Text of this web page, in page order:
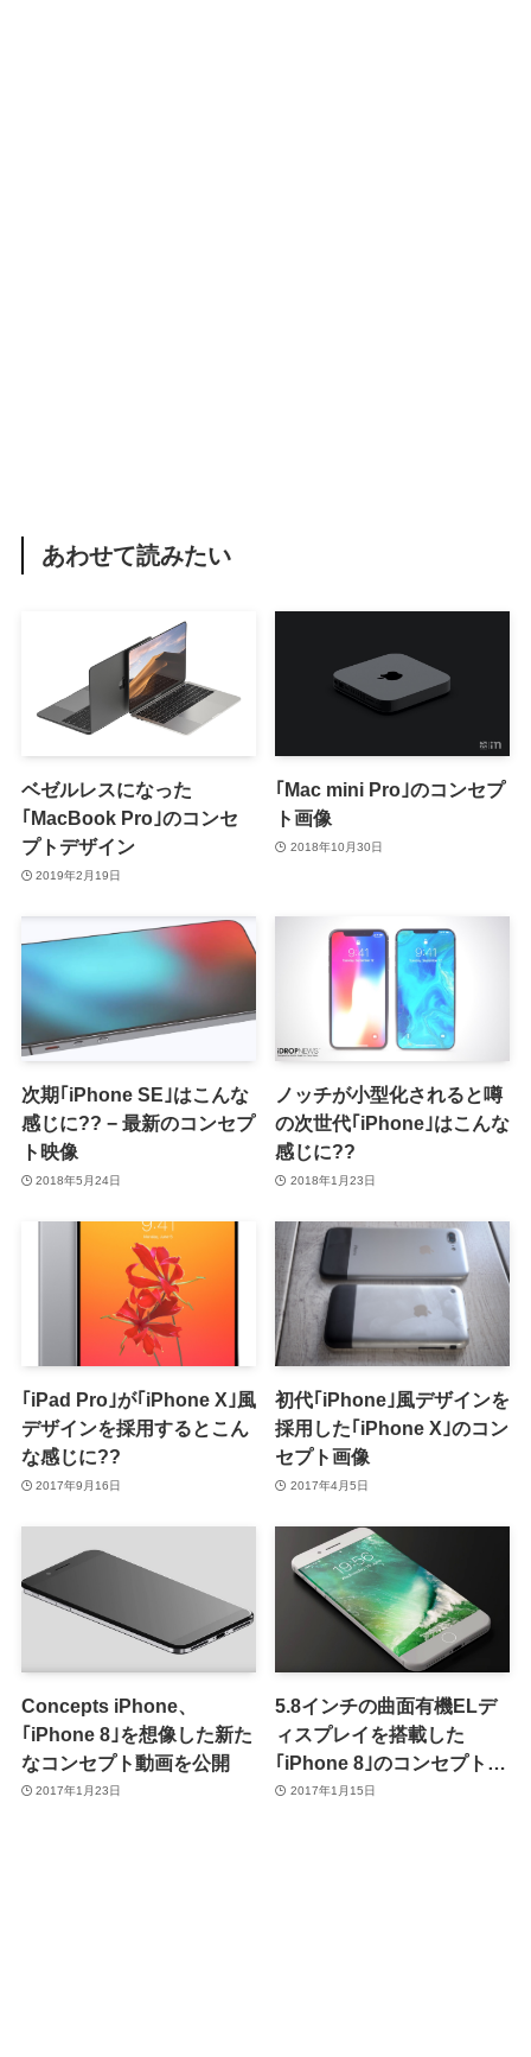
あわせて読みたい
ベゼルレスになった
｢MacBook Pro｣のコンセ
プトデザイン
2019年2月19日
｢Mac mini Pro｣のコンセプ
ト画像
2018年10月30日
次期｢iPhone SE｣はこんな
感じに?? − 最新のコンセプ
ト映像
2018年5月24日
ノッチが小型化されると噂
の次世代｢iPhone｣はこんな
感じに??
2018年1月23日
｢iPad Pro｣が｢iPhone X｣風
デザインを採用するとこん
な感じに??
2017年9月16日
初代｢iPhone｣風デザインを
採用した｢iPhone X｣のコン
セプト画像
2017年4月5日
Concepts iPhone、
｢iPhone 8｣を想像した新た
なコンセプト動画を公開
2017年1月23日
5.8インチの曲面有機ELデ
ィスプレイを搭載した
｢iPhone 8｣のコンセプト映
像2017年1月15日